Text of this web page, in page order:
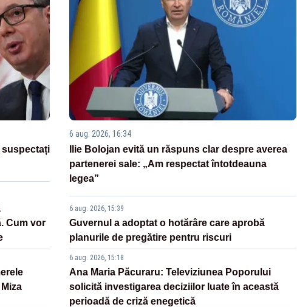
suspectați
Cum vor
6 aug. 2026, 16:34
Ilie Bolojan evită un răspuns clar despre averea
partenerei sale: „Am respectat întotdeauna
legea”
6 aug. 2026, 15:39
Guvernul a adoptat o hotărâre care aprobă
planurile de pregătire pentru riscuri
6 aug. 2026, 15:18
Ana Maria Păcuraru: Televiziunea Poporului
solicită investigarea deciziilor luate în această
perioadă de criză enegetică